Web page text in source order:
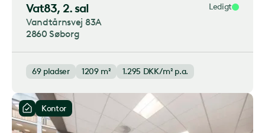
Vat83, 2. sal Ledigt
Vandtårnsvej 83A
2860 Søborg
69 pladser 1209 m² 1.295 DKK/m² p.a.
Kontor